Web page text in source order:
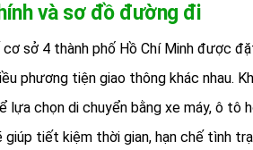
và sơ đồ đường đi
cơ sở 4 thành phố Hồ Chí Minh được
phương tiện giao thông khác nhau.
lựa chọn di chuyển bằng xe máy, ô
tiết kiệm thời gian, hạn chế tình